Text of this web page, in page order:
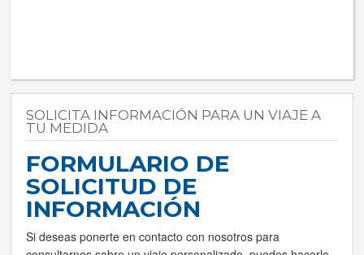
SOLICITA INFORMACIÓN PARA UN VIAJE A
TU MEDIDA
FORMULARIO DE
SOLICITUD DE
INFORMACIÓN
Si deseas ponerte en contacto con nosotros para